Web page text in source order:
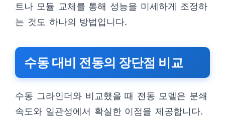
트나 모듈 교체를 통해 성능을 미세하게 조정하
는 것도 하나의 방법입니다.
수동 대비 전동의 장단점 비교
수동 그라인더와 비교했을 때 전동 모델은 분쇄
속도와 일관성에서 확실한 이점을 제공합니다.